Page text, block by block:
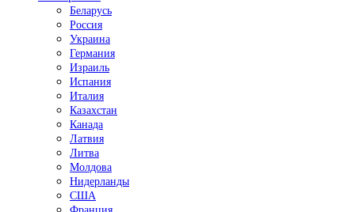
Беларусь
Россия
Украина
Германия
Израиль
Испания
Италия
Казахстан
Канада
Латвия
Литва
Молдова
Нидерланды
США